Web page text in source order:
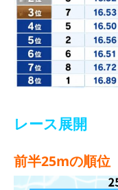
レース展開
前半25mの順位